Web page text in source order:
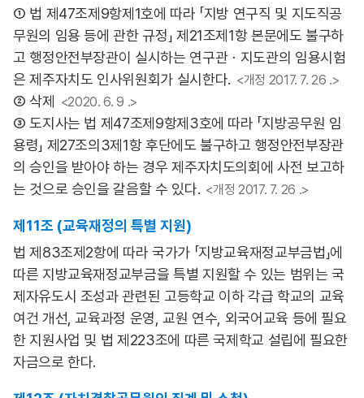
① 법 제47조제9항제1호에 따라 「지방 연구직 및 지도직공
무원의 임용 등에 관한 규정」 제21조제1항 본문에도 불구하
고 행정안전부장관이 실시하는 연구관ㆍ지도관의 임용시험
은 제주자치도 인사위원회가 실시한다. <개정 2017. 7. 26 .>
② 삭제 <2020. 6. 9 .>
③ 도지사는 법 제47조제9항제3호에 따라 「지방공무원 임
용령」 제27조의3제1항 후단에도 불구하고 행정안전부장관
의 승인을 받아야 하는 경우 제주자치도의회에 사전 보고하
는 것으로 승인을 갈음할 수 있다. <개정 2017. 7. 26 .>
제11조 (교육재정의 특별 지원)
법 제83조제2항에 따라 국가가 「지방교육재정교부금법」에
따른 지방교육재정교부금을 특별 지원할 수 있는 범위는 국
제자유도시 조성과 관련된 고등학교 이하 각급 학교의 교육
여건 개선, 교육과정 운영, 교원 연수, 외국어교육 등에 필요
한 지원사업 및 법 제223조에 따른 국제학교 설립에 필요한
자금으로 한다.